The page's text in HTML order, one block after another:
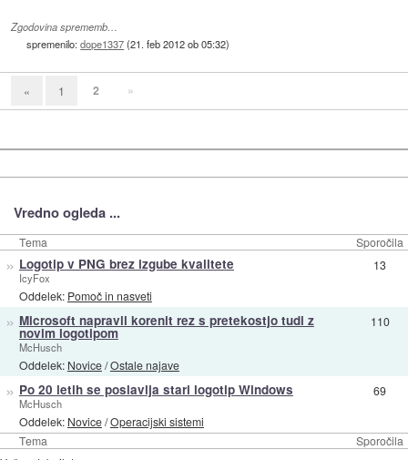
Zgodovina sprememb…
spremenilo:dope1337(21. feb 2012 ob 05:32)
« 1 2 »
Vredno ogleda ...
Tema Sporočila
Tema Sporočila
» Logotip v PNG brez izgube kvalitete
IcyFox
Oddelek: Pomoč in nasveti
13
» Microsoft napravil korenit rez s pretekostjo tudi z
novim logotipom
McHusch
Oddelek: Novice/Ostale najave
110
» Po 20 letih se poslavlja stari logotip Windows
McHusch
Oddelek: Novice/Operacijski sistemi
69